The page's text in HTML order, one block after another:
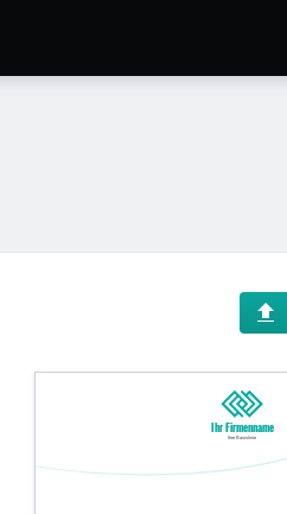
Ihr Firmenname
Ihre Basislinie